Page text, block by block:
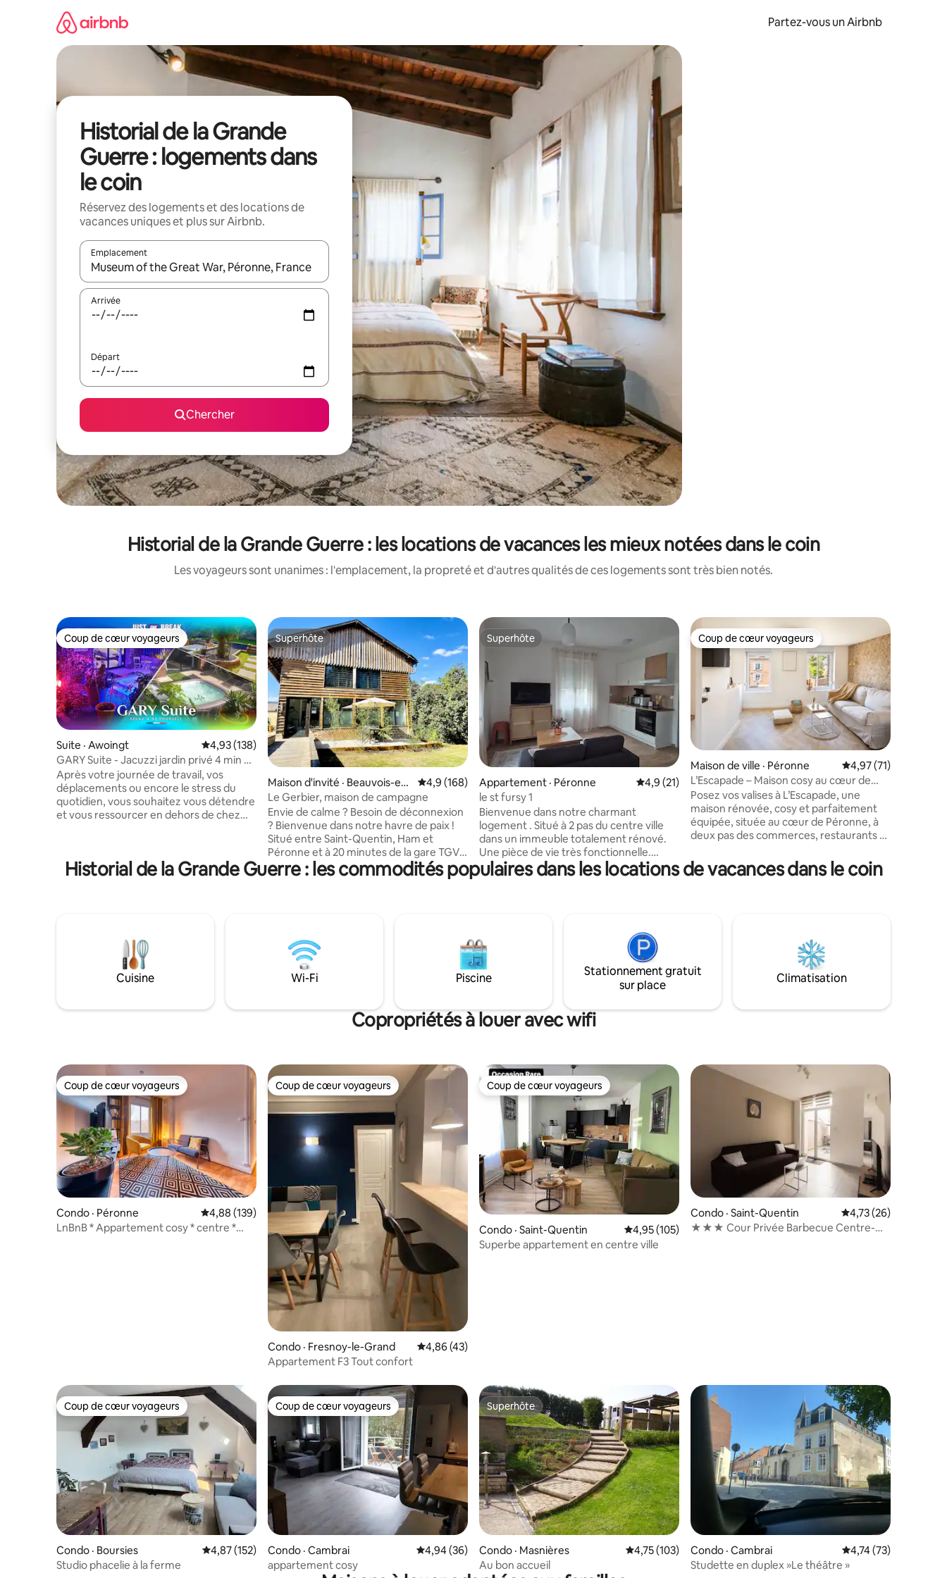
Partez-vous un Airbnb
Historial de la Grande
Guerre : logements dans
le coin
Réservez des logements et des locations de
vacances uniques et plus sur Airbnb.
Emplacement
Quand les résultats sont affichés, parcourez-les en utilisant les flèches vers le haut et vers le bas, ou en appuyant dessus et en les faisant glisser.
Arrivée
Départ
Chercher
Historial de la Grande Guerre : les locations de vacances les mieux notées dans le coin
Les voyageurs sont unanimes : l'emplacement, la propreté et d'autres qualités de ces logements sont très bien notés.
Coup de cœur voyageurs
Coup de cœur voyageurs
Suite · Awoingt Note moyenne de 4,93 sur 5, 138 commentaires
4,93 (138)
GARY Suite - Jacuzzi jardin privé 4 min de
Cambrai
Après votre journée de travail, vos
déplacements ou encore le stress du
quotidien, vous souhaitez vous détendre
et vous ressourcer en dehors de chez
soirée (ou plus!). Chauffage au sol,
Superhôte
Superhôte
Maison d'invité · Beauvois-en-
Vermandois
Note moyenne de 4,9 sur 5, 168 commentaires
4,9 (168)
Le Gerbier, maison de campagne
Envie de calme ? Besoin de déconnexion
? Bienvenue dans notre havre de paix !
Situé entre Saint-Quentin, Ham et
Péronne et à 20 minutes de la gare TGV
Haute Picardie ; ce logement atypique
saura vous combler. Il dispose d'une
d'apprécier pleinement le calme de la
campagne, à 10 minutes de la ville ! A
noter: logement prévu pour 4 personnes
Superhôte
Superhôte
Appartement · Péronne Note moyenne de 4,9 sur 5, 21 commentaires
4,9 (21)
le st fursy 1
Bienvenue dans notre charmant
logement . Situé à 2 pas du centre ville
dans un immeuble totalement rénové.
Une pièce de vie très fonctionnelle.
Literie neuve king size 160×200 Coin
cuisine équipé avec plaque ,four, micro
dépliant, canapé 2 places ,meuble TV.
Dressing salle d eau avec une grande
douche , WC Linge de maison fourni Wifi
gratuit Parking gratuit a proximité
Coup de cœur voyageurs
Coup de cœur voyageurs
Maison de ville · Péronne Note moyenne de
4,97 (71)
L’Escapade – Maison cosy au cœur de
Péronne
Posez vos valises à L’Escapade, une
maison rénovée, cosy et parfaitement
équipée, située au cœur de Péronne, à
deux pas des commerces, restaurants et
en couple, une escapade détente ou
déplacement professionnel, notre
quelques minutes à pied • Accès facile
aux axes routiers et de stationnement
Historial de la Grande Guerre : les commodités populaires dans les locations de vacances dans le coin
Cuisine Wi-Fi Piscine
Stationnement gratuit
sur place
Climatisation
Copropriétés à louer avec wifi
Coup de cœur voyageurs
Coup de cœur voyageurs
Condo · Péronne Note moyenne de 4,88 sur 5, 139 commentaires
4,88 (139)
LnBnB * Appartement cosy * centre *
Coup de cœur voyageurs
Coup de cœur voyageurs
Condo · Fresnoy-le-Grand Note moyenne de 4,86 sur 5, 43 commentaires
4,86 (43)
Appartement F3 Tout confort
Coup de cœur voyageurs
Coup de cœur voyageurs
Condo · Saint-Quentin Note moyenne de 4,95 sur 5, 105 commentaires
4,95 (105)
Superbe appartement en centre ville
Condo · Saint-Quentin Note moyenne de
4,73 (26)
★★★ Cour Privée Barbecue Centre-
Coup de cœur voyageurs
Coup de cœur voyageurs
Condo · Boursies Note moyenne de 4,87 sur 5, 152 commentaires
4,87 (152)
Studio phacelie à la ferme
Coup de cœur voyageurs
Coup de cœur voyageurs
Condo · Cambrai Note moyenne de 4,94 sur 5, 36 commentaires
4,94 (36)
appartement cosy
Superhôte
Superhôte
Condo · Masnières Note moyenne de 4,75 sur 5, 103 commentaires
4,75 (103)
Au bon accueil
Condo · Cambrai Note moyenne de
4,74 (73)
Studette en duplex »Le théâtre »